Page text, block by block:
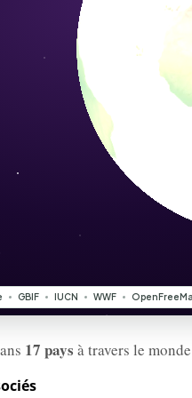
17 pays à travers le